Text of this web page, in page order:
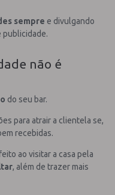
sempre e divulgando
publicidade.
não é
do seu bar.
para atrair a clientela se,
recebidas.
ao visitar a casa pela
, além de trazer mais